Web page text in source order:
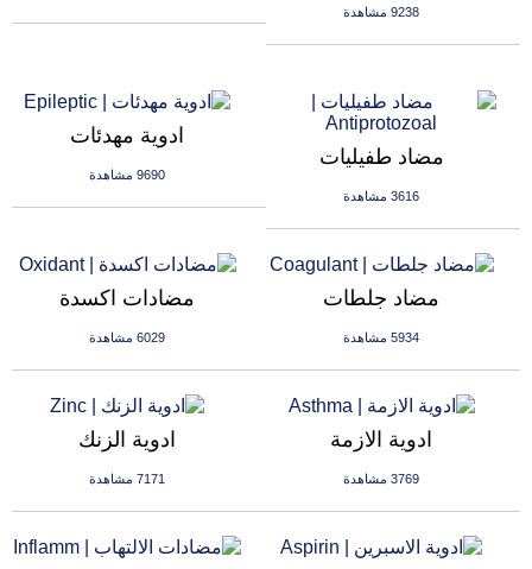
9238 مشاهدة
ادوية مهدئات
9690 مشاهدة
مضاد طفيليات
3616 مشاهدة
مضادات اكسدة
6029 مشاهدة
مضاد جلطات
5934 مشاهدة
ادوية الزنك
7171 مشاهدة
ادوية الازمة
3769 مشاهدة